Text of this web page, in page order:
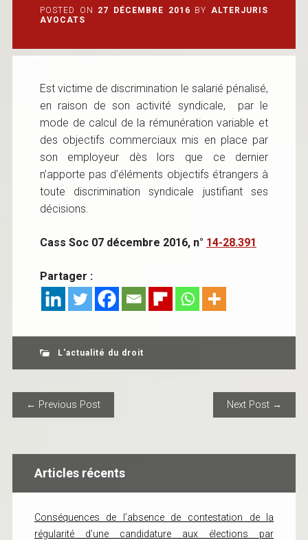
POSTED ON 27 DÉCEMBRE 2016 BY ALTERJURIS
AVOCATS
Est victime de discrimination le salarié pénalisé,
en raison de son activité syndicale, par le
mode de calcul de la rémunération variable et
des objectifs commerciaux mis en place par
son employeur dès lors que ce dernier
n’apporte pas d’éléments objectifs étrangers à
toute discrimination syndicale justifiant ses
décisions.
Cass Soc 07 décembre 2016, n° 14-28.391
Partager :
L'actualité du droit
POST NAVIGATION
← Previous Post Next Post →
Articles récents
Conséquences de l’absence de contestation de la
régularité d’une candidature aux élections par